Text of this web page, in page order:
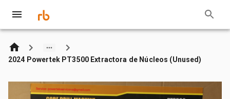
2024 Powertek PT3500 Extractora de Núcleos (Unused)